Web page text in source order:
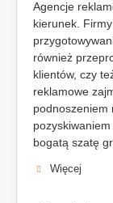
Agencje
kierunek.
również
klientów, czy
reklamowe
podnoszeniem
bogatą szatę
Więcej